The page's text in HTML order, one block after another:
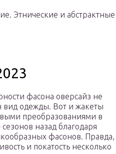
Этнические и абстрактные
фасона оверсайз не
вид одежды. Вот и жакеты
преобразованиями в
назад благодаря
фасонов. Правда,
и покатость несколько